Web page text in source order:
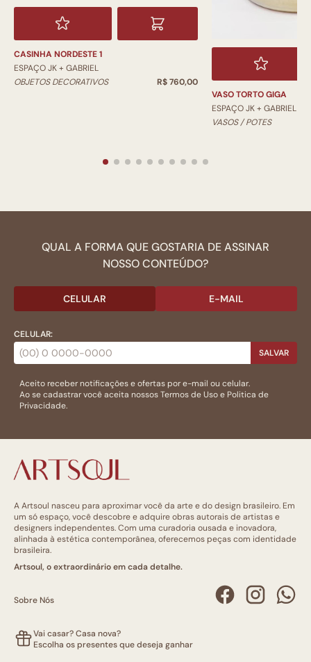
CASINHA NORDESTE 1
ESPAÇO JK + GABRIEL
OBJETOS DECORATIVOS
R$ 760,00
VASO TORTO GIGA
ESPAÇO JK + GABRIEL
VASOS / POTES
QUAL A FORMA QUE GOSTARIA DE ASSINAR
NOSSO CONTEÚDO?
CELULAR E-MAIL
CELULAR:
SALVAR
Aceito receber notificações e ofertas por e-mail ou celular.
Ao se cadastrar você aceita nossosTermos de Usoe Politica de
Privacidade.
A Artsoul nasceu para aproximar você da arte e do design brasileiro. Em
um só espaço, você descobre e adquire obras autorais de artistas e
designers independentes. Com uma curadoria ousada e inovadora,
alinhada à estética contemporânea, oferecemos peças com identidade
brasileira.
Artsoul, o extraordinário em cada detalhe.
Sobre Nós
Vai casar? Casa nova?
Escolha os presentes que deseja ganhar